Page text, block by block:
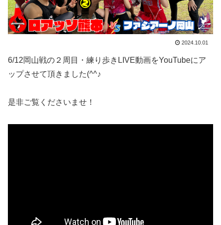
2024.10.01
6/12岡山戦の２周目・練り歩きLIVE動画をYouTubeにア
ップさせて頂きました(^^♪
是非ご覧くださいませ！